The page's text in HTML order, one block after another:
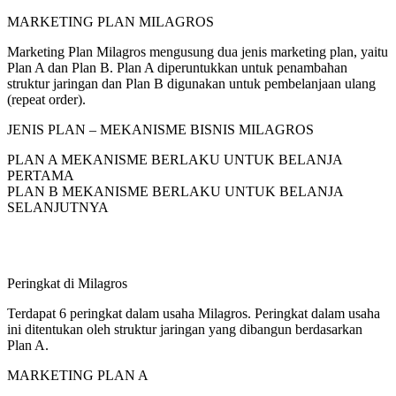
MARKETING PLAN MILAGROS
Marketing Plan Milagros mengusung dua jenis marketing plan, yaitu
Plan A dan Plan B. Plan A diperuntukkan untuk penambahan
struktur jaringan dan Plan B digunakan untuk pembelanjaan ulang
(repeat order).
JENIS PLAN – MEKANISME BISNIS MILAGROS
PLAN A MEKANISME BERLAKU UNTUK BELANJA
PERTAMA
PLAN B MEKANISME BERLAKU UNTUK BELANJA
SELANJUTNYA
Peringkat di Milagros
Terdapat 6 peringkat dalam usaha Milagros. Peringkat dalam usaha
ini ditentukan oleh struktur jaringan yang dibangun berdasarkan
Plan A.
MARKETING PLAN A